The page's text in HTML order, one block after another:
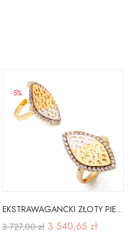
-5%
EKSTRAWAGANCKI ZŁOTY PIERŚCIONEK id P145
3 727,00 zł 3 540,65 zł